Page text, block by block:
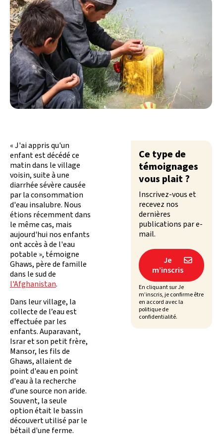
« J'ai appris qu'un
enfant est décédé ce
matin dans le village
voisin, suite à une
diarrhée sévère causée
par la consommation
d'eau insalubre. Nous
étions récemment dans
le même cas, mais
aujourd'hui nos enfants
ont accès à de l'eau
potable », témoigne
Ghaws, père de famille
dans le sud de
l'Afghanistan.
Dans leur village, la
collecte de l’eau est
effectuée par les
enfants. Auparavant,
Israr et son petit frère,
Mansor, les fils de
Ghaws, allaient de
point d'eau en point
d'eau à la recherche
d’une source non aride.
Souvent, la seule
option était le bassin
découvert utilisé par le
bétail d'une ferme.
Ce type de
témoignages
vous plait ?
Inscrivez-vous et
recevez nos
dernières
publications par e-
mail.
Je
m’inscris

En cliquant sur Je
m’inscris, je confirme être
en accord avec la
politique de
confidentialité.